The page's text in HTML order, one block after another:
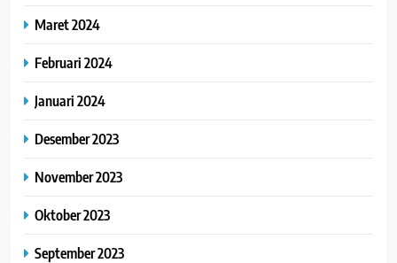
Maret 2024
Februari 2024
Januari 2024
Desember 2023
November 2023
Oktober 2023
September 2023